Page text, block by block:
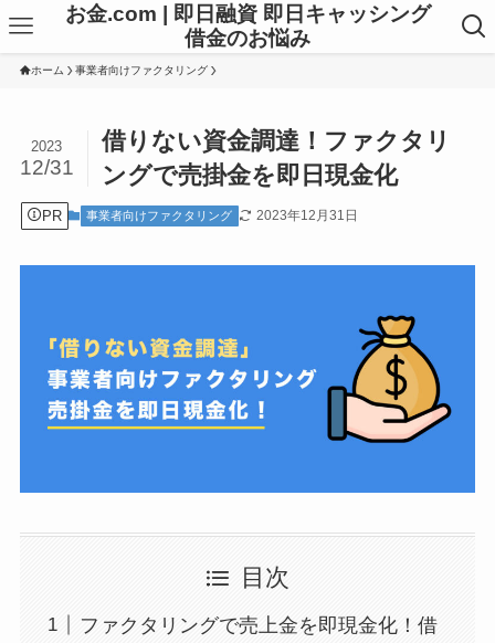
お金.com | 即日融資 即日キャッシング
借金のお悩み
ホーム 事業者向けファクタリング
借りない資金調達！ファクタリ
ングで売掛金を即日現金化
2023
12/31
PR 事業者向けファクタリング 2023年12月31日
目次
ファクタリングで売上金を即現金化！借